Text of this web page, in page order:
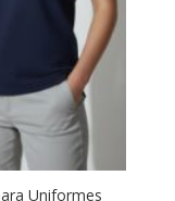
Uniformes